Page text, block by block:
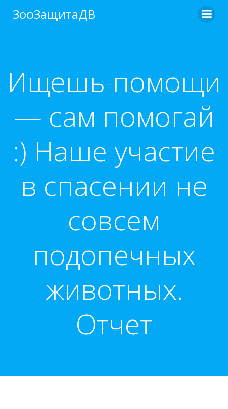
ЗооЗащитаДВ
Ищешь помощи
— сам помогай
:) Наше участие
в спасении не
совсем
подопечных
животных.
Отчет